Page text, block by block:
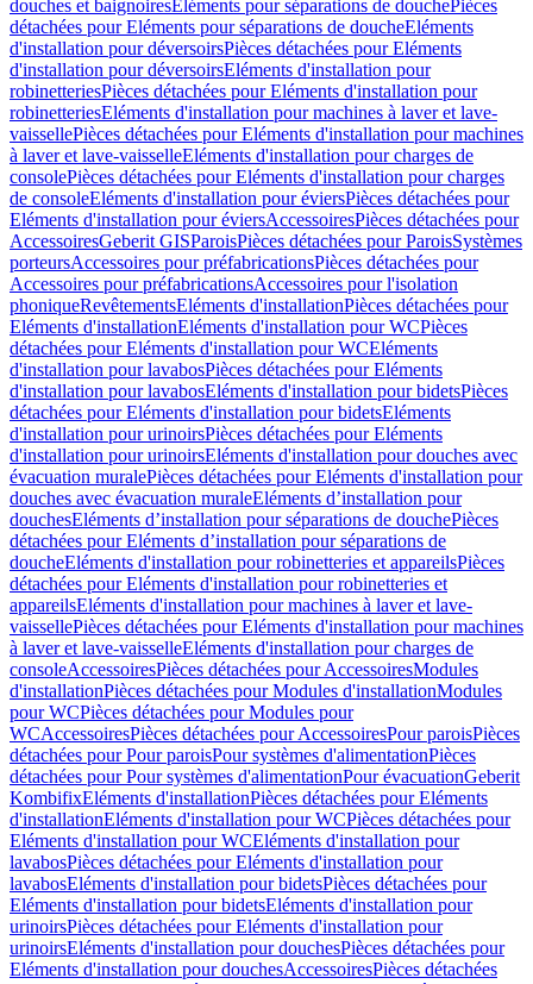
douches et baignoiresEléments pour séparations de douchePièces
détachées pour Eléments pour séparations de doucheEléments
d'installation pour déversoirsPièces détachées pour Eléments
d'installation pour déversoirsEléments d'installation pour
robinetteriesPièces détachées pour Eléments d'installation pour
robinetteriesEléments d'installation pour machines à laver et lave-
vaissellePièces détachées pour Eléments d'installation pour machines
à laver et lave-vaisselleEléments d'installation pour charges de
consolePièces détachées pour Eléments d'installation pour charges
de consoleEléments d'installation pour éviersPièces détachées pour
Eléments d'installation pour éviersAccessoiresPièces détachées pour
AccessoiresGeberit GISParoisPièces détachées pour ParoisSystèmes
porteursAccessoires pour préfabricationsPièces détachées pour
Accessoires pour préfabricationsAccessoires pour l'isolation
phoniqueRevêtementsEléments d'installationPièces détachées pour
Eléments d'installationEléments d'installation pour WCPièces
détachées pour Eléments d'installation pour WCEléments
d'installation pour lavabosPièces détachées pour Eléments
d'installation pour lavabosEléments d'installation pour bidetsPièces
détachées pour Eléments d'installation pour bidetsEléments
d'installation pour urinoirsPièces détachées pour Eléments
d'installation pour urinoirsEléments d'installation pour douches avec
évacuation muralePièces détachées pour Eléments d'installation pour
douches avec évacuation muraleEléments d’installation pour
douchesEléments d’installation pour séparations de douchePièces
détachées pour Eléments d’installation pour séparations de
doucheEléments d'installation pour robinetteries et appareilsPièces
détachées pour Eléments d'installation pour robinetteries et
appareilsEléments d'installation pour machines à laver et lave-
vaissellePièces détachées pour Eléments d'installation pour machines
à laver et lave-vaisselleEléments d'installation pour charges de
consoleAccessoiresPièces détachées pour AccessoiresModules
d'installationPièces détachées pour Modules d'installationModules
pour WCPièces détachées pour Modules pour
WCAccessoiresPièces détachées pour AccessoiresPour paroisPièces
détachées pour Pour paroisPour systèmes d'alimentationPièces
détachées pour Pour systèmes d'alimentationPour évacuationGeberit
KombifixEléments d'installationPièces détachées pour Eléments
d'installationEléments d'installation pour WCPièces détachées pour
Eléments d'installation pour WCEléments d'installation pour
lavabosPièces détachées pour Eléments d'installation pour
lavabosEléments d'installation pour bidetsPièces détachées pour
Eléments d'installation pour bidetsEléments d'installation pour
urinoirsPièces détachées pour Eléments d'installation pour
urinoirsEléments d'installation pour douchesPièces détachées pour
Eléments d'installation pour douchesAccessoiresPièces détachées